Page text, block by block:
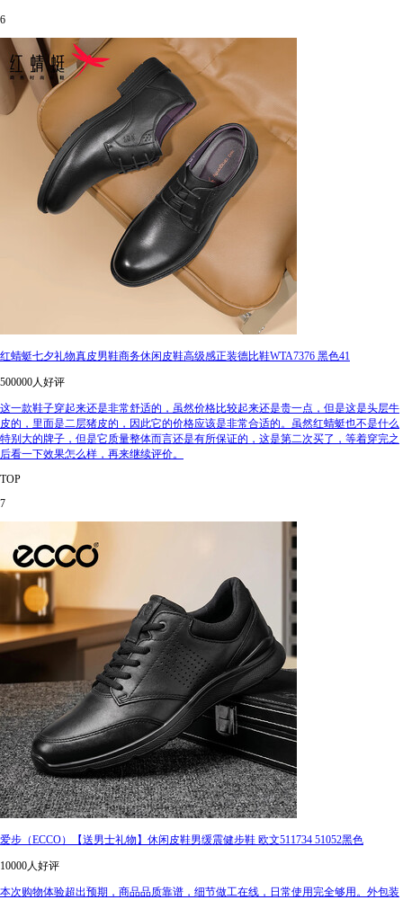
6
红蜻蜓七夕礼物真皮男鞋商务休闲皮鞋高级感正装德比鞋WTA7376 黑色41
500000人好评
这一款鞋子穿起来还是非常舒适的，虽然价格比较起来还是贵一点，但是这是头层牛
皮的，里面是二层猪皮的，因此它的价格应该是非常合适的。虽然红蜻蜓也不是什么
特别大的牌子，但是它质量整体而言还是有所保证的，这是第二次买了，等着穿完之
后看一下效果怎么样，再来继续评价。
TOP
7
爱步（ECCO）【送男士礼物】休闲皮鞋男缓震健步鞋 欧文511734 51052黑色
10000人好评
本次购物体验超出预期，商品品质靠谱，细节做工在线，日常使用完全够用。外包装